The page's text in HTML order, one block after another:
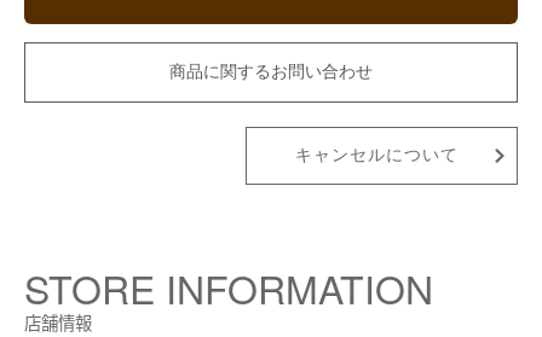
商品に関するお問い合わせ
キャンセルについて
STORE INFORMATION
店舗情報